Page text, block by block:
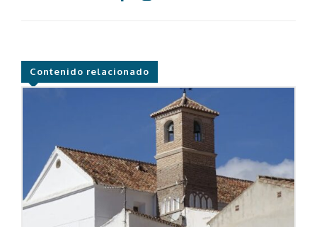
Contenido relacionado